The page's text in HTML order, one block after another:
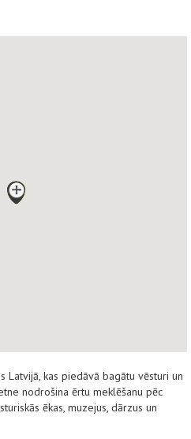
Latvijā, kas piedāvā bagātu vēsturi un
nodrošina ērtu meklēšanu pēc
ēkas, muzejus, dārzus un